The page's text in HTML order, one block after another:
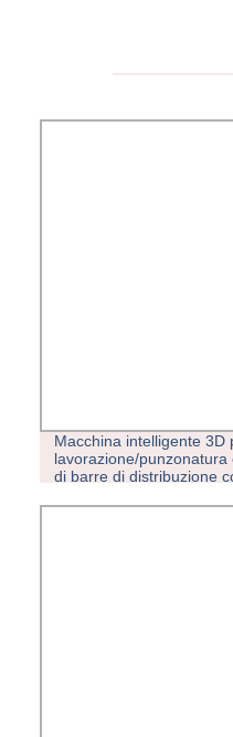
Macchina intelligente 3D
lavorazione/punzonatura
di barre di distribuzione